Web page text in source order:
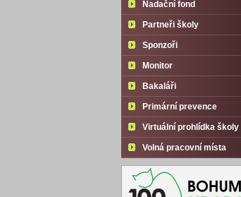
Nadační fond
Partneři školy
Sponzoři
Monitor
Bakaláři
Primární prevence
Virtuální prohlídka školy
Volná pracovní místa